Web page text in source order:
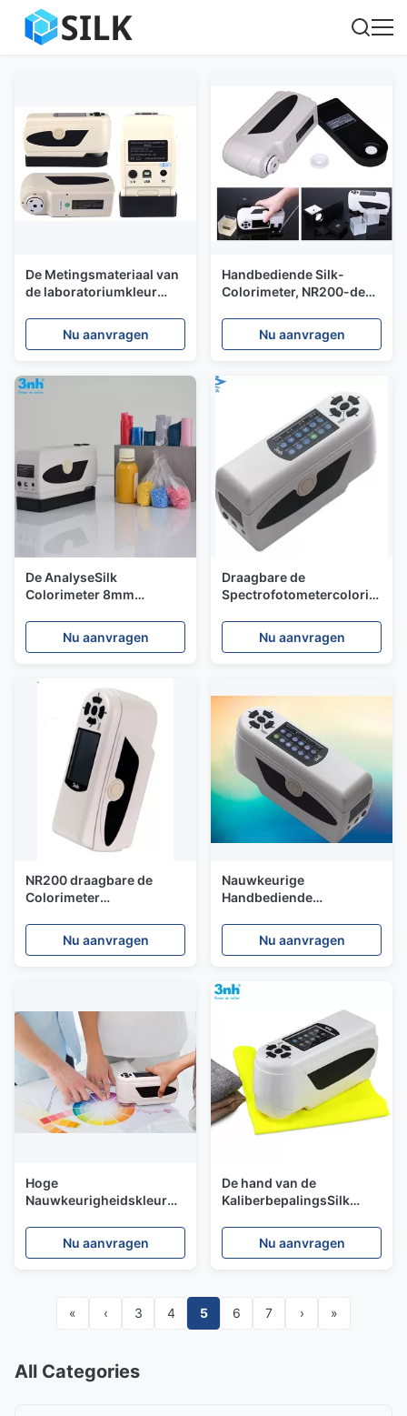
De Metingsmateriaal van
de laboratoriumkleur
Deegpoeder Materiële
Testen
Nu aanvragen
Handbediende Silk-
Colorimeter, NR200-de
Laboratoriumkleur van
Cie voor Textiel van de
Nu aanvragen
De AnalyseSilk
Colorimeter 8mm
poederkleur met Kleur
Aanpassingssoftware
Nu aanvragen
Draagbare de
Spectrofotometercolorimeter
huidanalysator Lezer van
de Openings de
Nu aanvragen
NR200 draagbare de
Colorimeter
het Jagerslaboratorium
voor
Nu aanvragen
Nauwkeurige
Handbediende
Kleurenlezer de
Spectrofotometer van het
Nu aanvragen
Hoge
Nauwkeurigheidskleur
NR200-Precisie
Draagbare Colorimeter
Nu aanvragen
De hand van de
KaliberbepalingsSilk
Testende D65 Lichtbron
van de de Precisiekleur
Nu aanvragen
« ‹ 3 4 5 6 7 › »
All Categories